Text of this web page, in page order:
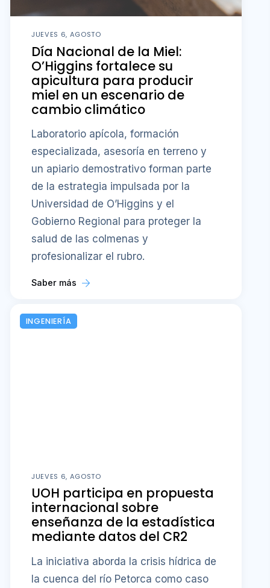
JUEVES 6, AGOSTO
Día Nacional de la Miel:
O’Higgins fortalece su
apicultura para producir
miel en un escenario de
cambio climático
Laboratorio apícola, formación
especializada, asesoría en terreno y
un apiario demostrativo forman parte
de la estrategia impulsada por la
Universidad de O’Higgins y el
Gobierno Regional para proteger la
salud de las colmenas y
profesionalizar el rubro.
Saber más
INGENIERÍA
JUEVES 6, AGOSTO
UOH participa en propuesta
internacional sobre
enseñanza de la estadística
mediante datos del CR2
La iniciativa aborda la crisis hídrica de
la cuenca del río Petorca como caso